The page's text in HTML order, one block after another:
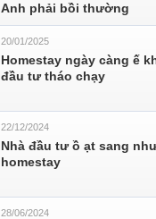
Anh phải bồi thường
20/01/2025
Homestay ngày càng ế
đầu tư tháo chạy
22/12/2024
Nhà đầu tư ồ ạt sang
homestay
28/06/2024